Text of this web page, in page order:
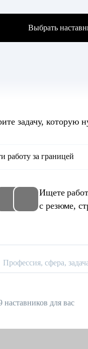
Выбрать
задачу, которую
работу за границей
Ищете
с резюме,
Профессия, сфера,
наставников для вас